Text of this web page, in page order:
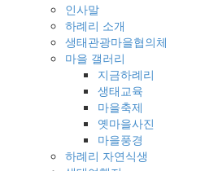
인사말
하례리 소개
생태관광마을협의체
마을 갤러리
지금하례리
생태교육
마을축제
옛마을사진
마을풍경
하례리 자연식생